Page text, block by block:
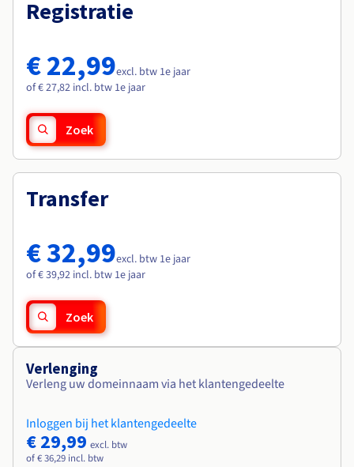
Tarieven
Roadmap & Changelog
Monitoring
Roadmap & Changelog
Roadmap & Changelog
Roadmap & Changelog
Roadmap & Changelog
Registratie
€ 22,99excl. btw 1e jaar
of € 27,82 incl. btw 1e jaar
Zoek
Transfer
€ 32,99excl. btw 1e jaar
of € 39,92 incl. btw 1e jaar
Zoek
Verlenging
Verleng uw domeinnaam via het klantengedeelte
Inloggen bij het klantengedeelte
€ 29,99 excl. btw
of € 36,29 incl. btw